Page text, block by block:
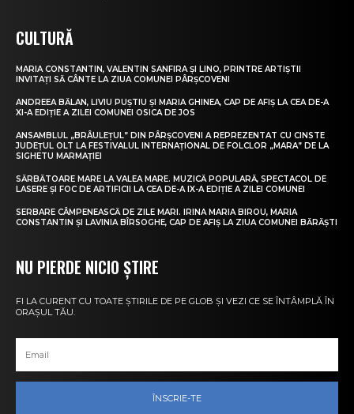
CULTURĂ
MARIA CONSTANTIN, VALENTIN SANFIRA ȘI LINO, PRINTRE ARTIȘTII
INVITAȚI SĂ CÂNTE LA ZIUA COMUNEI PÂRȘCOVENI
ANDREEA BĂLAN, LIVIU PUȘTIU ȘI MARIA GHINEA, CAP DE AFIȘ LA CEA DE-A
XI-A EDIȚIE A ZILEI COMUNEI OSICA DE JOS
ANSAMBLUL „BRÂULEȚUL” DIN PÂRȘCOVENI A REPREZENTAT CU CINSTE
JUDEȚUL OLT LA FESTIVALUL INTERNAȚIONAL DE FOLCLOR „MARA” DE LA
SIGHETU MARMAȚIEI
SĂRBĂTOARE MARE LA VALEA MARE. MUZICĂ POPULARĂ, SPECTACOL DE
LASERE ȘI FOC DE ARTIFICII LA CEA DE-A IX-A EDIȚIE A ZILEI COMUNEI
SERBARE CÂMPENEASCĂ DE ZILE MARI. IRINA MARIA BIROU, MARIA
CONSTANTIN ȘI LAVINIA BÎRSOGHE, CAP DE AFIȘ LA ZIUA COMUNEI BĂRĂȘTI
NU PIERDE NICIO ȘTIRE
FI LA CURENT CU TOATE ȘTIRILE DE PE GLOB ȘI VEZI CE SE ÎNTÂMPLĂ ÎN
ORAȘUL TĂU.
ÎNSCRIE-TE